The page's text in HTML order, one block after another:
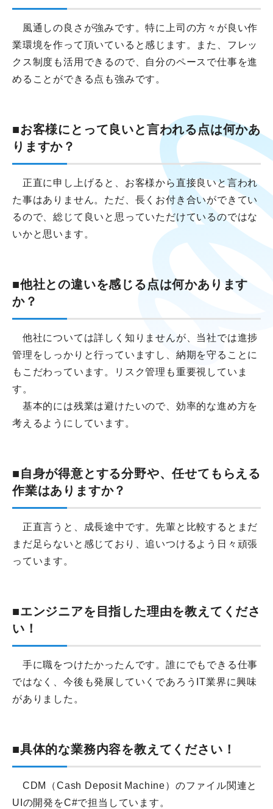
風通しの良さが強みです。特に上司の方々が良い作
業環境を作って頂いていると感じます。また、フレッ
クス制度も活用できるので、自分のペースで仕事を進
めることができる点も強みです。
■お客様にとって良いと言われる点は何かあ
りますか？
正直に申し上げると、お客様から直接良いと言われ
た事はありません。ただ、長くお付き合いができてい
るので、総じて良いと思っていただけているのではな
いかと思います。
■他社との違いを感じる点は何かあります
か？
他社については詳しく知りませんが、当社では進捗
管理をしっかりと行っていますし、納期を守ることに
もこだわっています。リスク管理も重要視していま
す。
基本的には残業は避けたいので、効率的な進め方を
考えるようにしています。
■自身が得意とする分野や、任せてもらえる
作業はありますか？
正直言うと、成長途中です。先輩と比較するとまだ
まだ足らないと感じており、追いつけるよう日々頑張
っています。
■エンジニアを目指した理由を教えてくださ
い！
手に職をつけたかったんです。誰にでもできる仕事
ではなく、今後も発展していくであろうIT業界に興味
がありました。
■具体的な業務内容を教えてください！
CDM（Cash Deposit Machine）のファイル関連と
UIの開発をC#で担当しています。